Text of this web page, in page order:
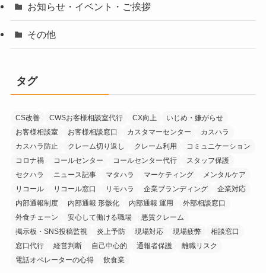
お知らせ・イベント・ご挨拶
その他
タグ
CS改善 CWSお客様相談室代行 CX向上
いじめ・嫌がらせ
お客様相談室
お客様相談窓口 カスタマーセンター
カスハラ
カスハラ防止
クレーム切り返し クレーム利用
コミュニケーション
コロナ禍
コールセンター コールセンター代行
スタッフ保護
セクハラ
ニュース記事 マタハラ マーケティング
メンタルケア
リコール
リコール窓口 リモハラ 企業ブランディング
企業対応
内部通報制度
内部通報 形骸化 内部通報 運用
外部相談窓口
外食チェーン
安心して働ける職場
悪質クレーム
掲示板・SNS投稿監視
炎上予防 現場対応 現場疲弊
相談窓口
窓口代行
経営判断 自己中心的 通報者保護
離職リスク
電話オペレーターの心得
飲食業